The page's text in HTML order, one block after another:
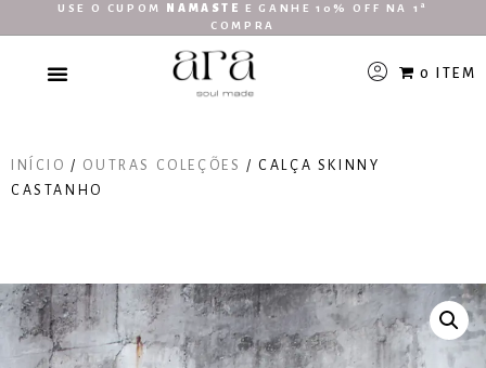
USE O CUPOM NAMASTE
E GANHE 10% OFF NA 1ª
COMPRA
0 ITEM
INÍCIO / OUTRAS COLEÇÕES / CALÇA SKINNY
CASTANHO